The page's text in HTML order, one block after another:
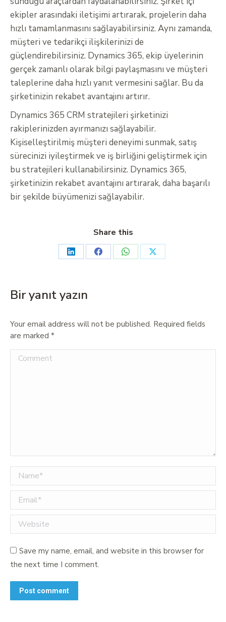
ekipler arasındaki iletişimi artırarak, projelerin daha
hızlı tamamlanmasını sağlayabilirsiniz. Aynı zamanda,
müşteri ve tedarikçi ilişkilerinizi de
güçlendirebilirsiniz. Dynamics 365, ekip üyelerinin
gerçek zamanlı olarak bilgi paylaşmasını ve müşteri
taleplerine daha hızlı yanıt vermesini sağlar. Bu da
şirketinizin rekabet avantajını artırır.
Dynamics 365 CRM stratejileri şirketinizi
rakiplerinizden ayırmanızı sağlayabilir.
Kişiselleştirilmiş müşteri deneyimi sunmak, satış
sürecinizi iyileştirmek ve iş birliğini geliştirmek için
bu stratejileri kullanabilirsiniz. Dynamics 365,
şirketinizin rekabet avantajını artırarak, daha başarılı
bir şekilde büyümenizi sağlayabilir.
Share this
Bir yanıt yazın
Your email address will not be published. Required fields
are marked *
Comment
Name *
Email *
Website
Save my name, email, and website in this browser for
the next time I comment.
Post comment